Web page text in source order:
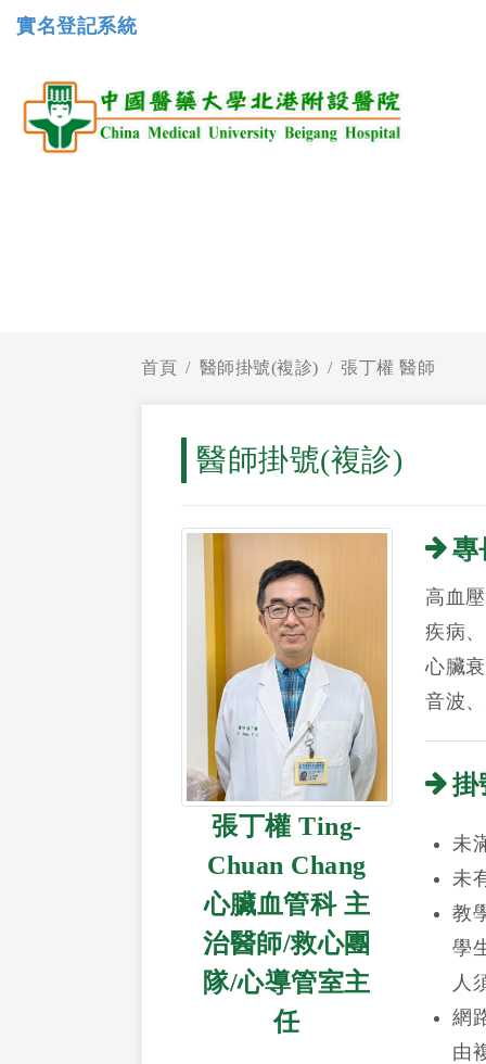
實名登記系統
首頁 醫師掛號(複診) 張丁權 醫師
醫師掛號(複診)
張丁權 Ting-
Chuan Chang
心臟血管科 主
治醫師/救心團
隊/心導管室主
任
專
高血
疾病
心臟
音波
掛
未
未
教
學
人
網
由